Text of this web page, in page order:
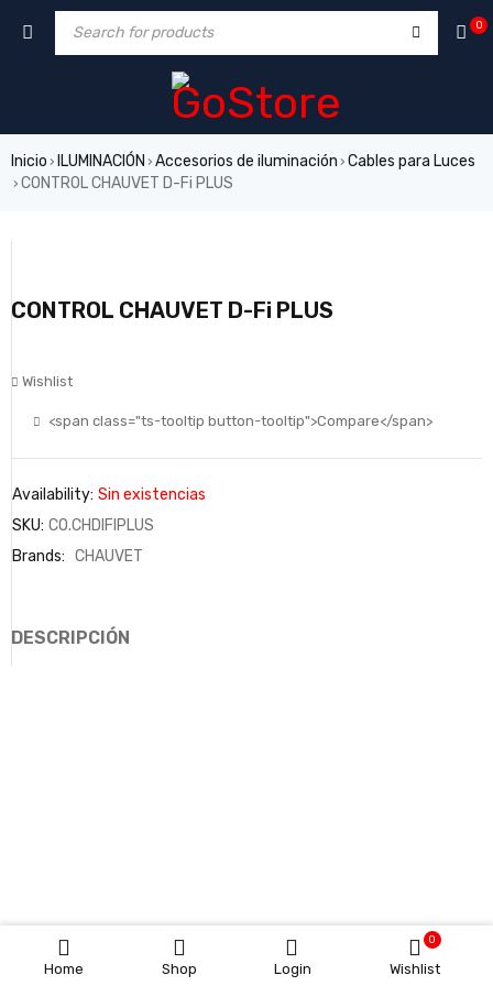
Home Shop Login Wishlist
0
0
Inicio › ILUMINACIÓN › Accesorios de iluminación › Cables para Luces
› CONTROL CHAUVET D-Fi PLUS
CONTROL CHAUVET D-Fi PLUS
Wishlist
<span class="ts-tooltip button-tooltip">Compare</span>
Availability: Sin existencias
SKU: CO.CHDIFIPLUS
Brands: CHAUVET
DESCRIPCIÓN